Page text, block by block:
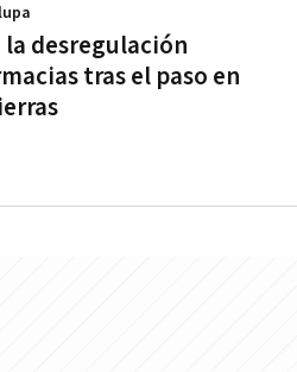
la desregulación
tras el paso en